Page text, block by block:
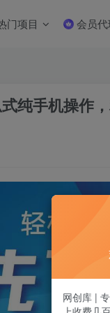
门项目 会员
纯手机操作
网创库 |